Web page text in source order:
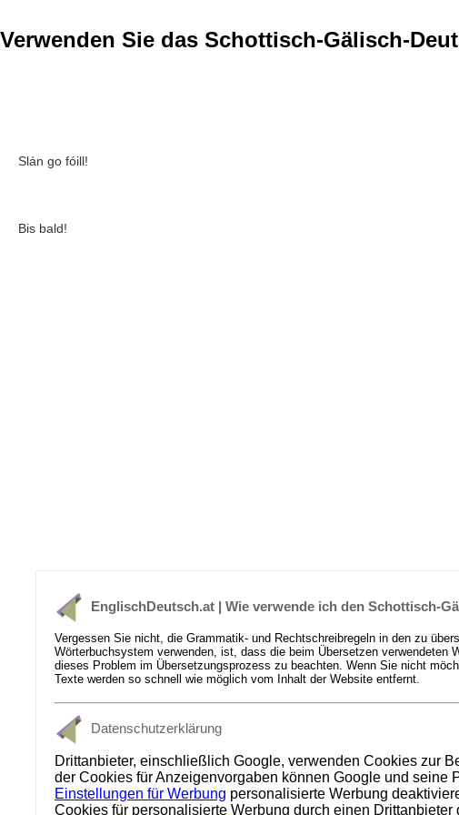
Verwenden Sie das Schottisch-Gälisch-
Slán go fóill!
Bis bald!
EnglischDeutsch.at | Wie verwende ich den Schottisch-
Vergessen Sie nicht, die Grammatik- und Rechtschreibregeln in den zu
Wörterbuchsystem verwenden, ist, dass die beim Übersetzen verwendeten
dieses Problem im Übersetzungsprozess zu beachten. Wenn Sie nicht
Texte werden so schnell wie möglich vom Inhalt der Website entfernt.
Datenschutzerklärung
Drittanbieter, einschließlich Google, verwenden Cookies zur
der Cookies für Anzeigenvorgaben können Google und seine
Einstellungen für Werbung personalisierte Werbung
Cookies für personalisierte Werbung durch einen Drittanbieter